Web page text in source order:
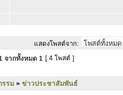
แสดงโพสต์จาก:
จากทั้งหมด 1 [ 4 โพสต์ ]
รรม » ข่าวประชาสัมพันธ์